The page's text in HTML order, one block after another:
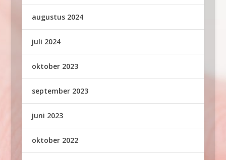
augustus 2024
juli 2024
oktober 2023
september 2023
juni 2023
oktober 2022